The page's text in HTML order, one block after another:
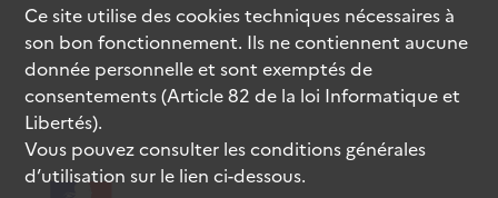
Ce site utilise descookiestechniques nécessaires à
son bon fonctionnement. Ils ne contiennent aucune
donnée personnelle et sont exemptés de
consentements (Article 82 de la loi Informatique et
Libertés).
Vous pouvez consulter les conditions générales
d’utilisation sur le lien ci-dessous.